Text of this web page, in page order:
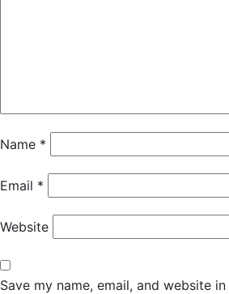
Name *
Email *
Website
Save my name, email, and website